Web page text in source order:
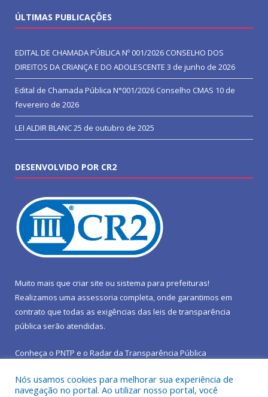
ÚLTIMAS PUBLICAÇÕES
EDITAL DE CHAMADA PÚBLICA Nº 001/2026 CONSELHO DOS
DIREITOS DA CRIANÇA E DO ADOLESCENTE 3 de junho de 2026
Edital de Chamada Pública N°001/2026 Conselho CMAS 10 de
fevereiro de 2026
LEI ALDIR BLANC25 de outubro de 2025
DESENVOLVIDO POR CR2
Muito mais que criar site ou sistema para prefeituras!
Realizamos uma assessoria completa, onde garantimos em
contrato que todas as exigências das leis de transparência
pública serão atendidas.
Conheça o PNTP e o Radar da Transparência Pública
Nós usamos cookies para melhorar sua experiência de
navegação no portal. Ao utilizar nosso portal, você